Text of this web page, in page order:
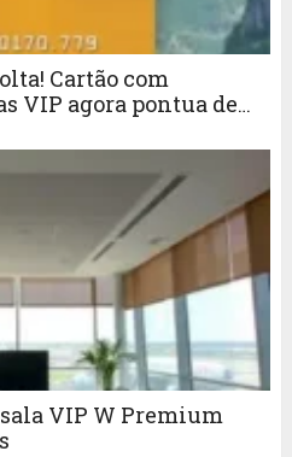
Cartão com
VIP agora pontua de
VIP W Premium